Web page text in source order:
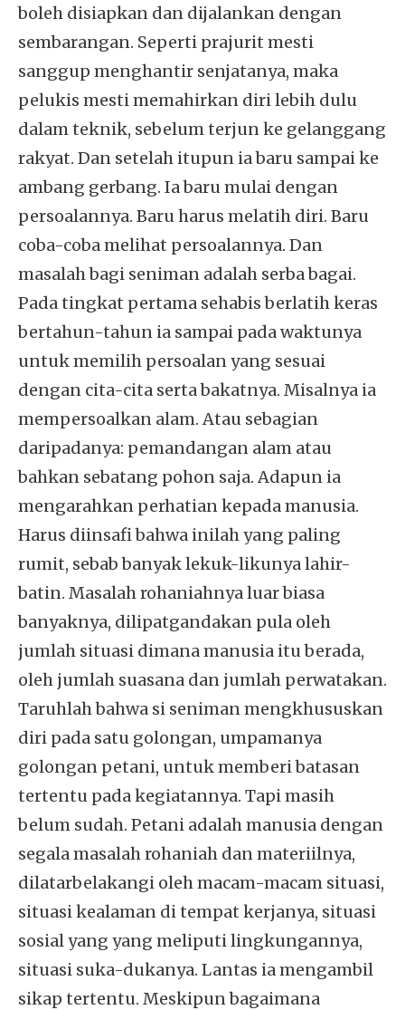
boleh disiapkan dan dijalankan dengan
sembarangan. Seperti prajurit mesti
sanggup menghantir senjatanya, maka
pelukis mesti memahirkan diri lebih dulu
dalam teknik, sebelum terjun ke gelanggang
rakyat. Dan setelah itupun ia baru sampai ke
ambang gerbang. Ia baru mulai dengan
persoalannya. Baru harus melatih diri. Baru
coba-coba melihat persoalannya. Dan
masalah bagi seniman adalah serba bagai.
Pada tingkat pertama sehabis berlatih keras
bertahun-tahun ia sampai pada waktunya
untuk memilih persoalan yang sesuai
dengan cita-cita serta bakatnya. Misalnya ia
mempersoalkan alam. Atau sebagian
daripadanya: pemandangan alam atau
bahkan sebatang pohon saja. Adapun ia
mengarahkan perhatian kepada manusia.
Harus diinsafi bahwa inilah yang paling
rumit, sebab banyak lekuk-likunya lahir-
batin. Masalah rohaniahnya luar biasa
banyaknya, dilipatgandakan pula oleh
jumlah situasi dimana manusia itu berada,
oleh jumlah suasana dan jumlah perwatakan.
Taruhlah bahwa si seniman mengkhususkan
diri pada satu golongan, umpamanya
golongan petani, untuk memberi batasan
tertentu pada kegiatannya. Tapi masih
belum sudah. Petani adalah manusia dengan
segala masalah rohaniah dan materiilnya,
dilatarbelakangi oleh macam-macam situasi,
situasi kealaman di tempat kerjanya, situasi
sosial yang yang meliputi lingkungannya,
situasi suka-dukanya. Lantas ia mengambil
sikap tertentu. Meskipun bagaimana